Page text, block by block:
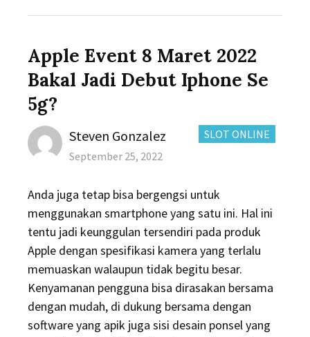
Apple Event 8 Maret 2022
Bakal Jadi Debut Iphone Se
5g?
CATEGORIES:
SLOT ONLINE
Author
Steven Gonzalez
Posted
September 25, 2022
Anda juga tetap bisa bergengsi untuk
menggunakan smartphone yang satu ini. Hal ini
tentu jadi keunggulan tersendiri pada produk
Apple dengan spesifikasi kamera yang terlalu
memuaskan walaupun tidak begitu besar.
Kenyamanan pengguna bisa dirasakan bersama
dengan mudah, di dukung bersama dengan
software yang apik juga sisi desain ponsel yang